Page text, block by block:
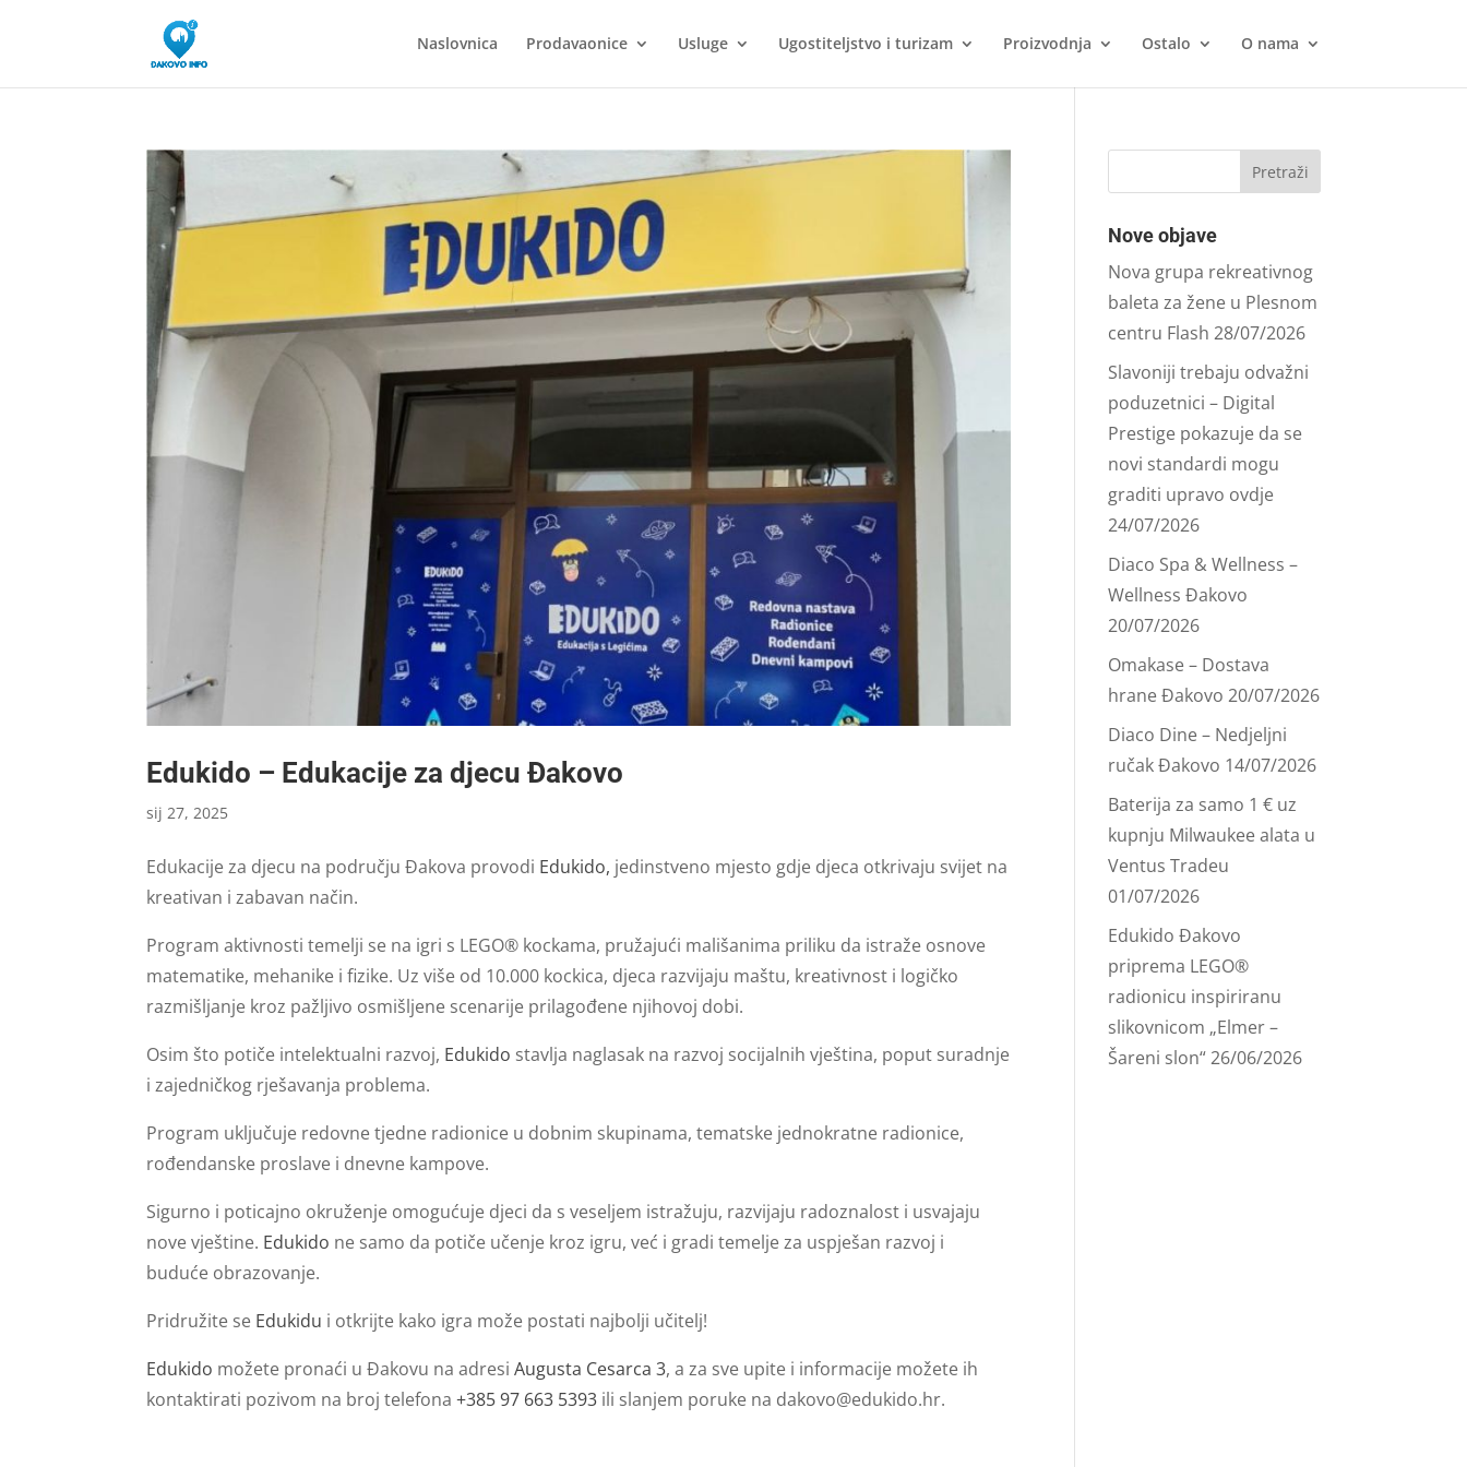
Naslovnica Prodavaonice Usluge Ugostiteljstvo i turizam Proizvodnja Ostalo O nama
Edukido – Edukacije za djecu Đakovo
sij 27, 2025
Edukacije za djecu na području Đakova provodi Edukido, jedinstveno mjesto gdje djeca otkrivaju svijet na
kreativan i zabavan način.
Program aktivnosti temelji se na igri s LEGO® kockama, pružajući mališanima priliku da istraže osnove
matematike, mehanike i fizike. Uz više od 10.000 kockica, djeca razvijaju maštu, kreativnost i logičko
razmišljanje kroz pažljivo osmišljene scenarije prilagođene njihovoj dobi.
Osim što potiče intelektualni razvoj, Edukido stavlja naglasak na razvoj socijalnih vještina, poput suradnje
i zajedničkog rješavanja problema.
Program uključuje redovne tjedne radionice u dobnim skupinama, tematske jednokratne radionice,
rođendanske proslave i dnevne kampove.
Sigurno i poticajno okruženje omogućuje djeci da s veseljem istražuju, razvijaju radoznalost i usvajaju
nove vještine. Edukido ne samo da potiče učenje kroz igru, već i gradi temelje za uspješan razvoj i
buduće obrazovanje.
Pridružite se Edukidu i otkrijte kako igra može postati najbolji učitelj!
Edukido možete pronaći u Đakovu na adresiAugusta Cesarca 3, a za sve upite i informacije možete ih
kontaktirati pozivom na broj telefona+385 97 663 5393 ili slanjem poruke na dakovo@edukido.hr.
Nove objave
Nova grupa rekreativnog
baleta za žene u Plesnom
centru Flash 28/07/2026
Slavoniji trebaju odvažni
poduzetnici – Digital
Prestige pokazuje da se
novi standardi mogu
graditi upravo ovdje
24/07/2026
Diaco Spa & Wellness –
Wellness Đakovo
20/07/2026
Omakase – Dostava
hrane Đakovo 20/07/2026
Diaco Dine – Nedjeljni
ručak Đakovo 14/07/2026
Baterija za samo 1 € uz
kupnju Milwaukee alata u
Ventus Tradeu
01/07/2026
Edukido Đakovo
priprema LEGO®
radionicu inspiriranu
slikovnicom „Elmer –
Šareni slon“26/06/2026